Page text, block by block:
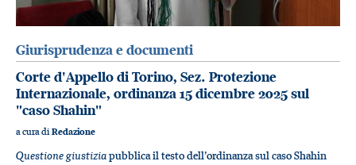
Giurisprudenza e documenti
Corte d'Appello di Torino, Sez. Protezione
Internazionale, ordinanza 15 dicembre 2025 sul
"caso Shahin"
a cura di Redazione
Questione giustiziapubblica il testo dell’ordinanza sul caso Shahin